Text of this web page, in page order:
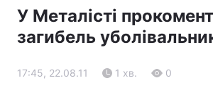
У Металісті
загибель
17:45, 22.08.11 1 хв. 0